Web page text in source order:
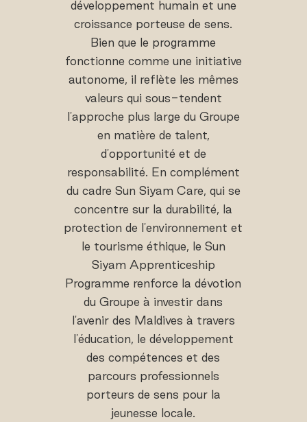
développement humain et une
croissance porteuse de sens.
Bien que le programme
fonctionne comme une initiative
autonome, il reflète les mêmes
valeurs qui sous-tendent
l'approche plus large du Groupe
en matière de talent,
d'opportunité et de
responsabilité. En complément
du cadre Sun Siyam Care, qui se
concentre sur la durabilité, la
protection de l'environnement et
le tourisme éthique, le Sun
Siyam Apprenticeship
Programme renforce la dévotion
du Groupe à investir dans
l'avenir des Maldives à travers
l'éducation, le développement
des compétences et des
parcours professionnels
porteurs de sens pour la
jeunesse locale.